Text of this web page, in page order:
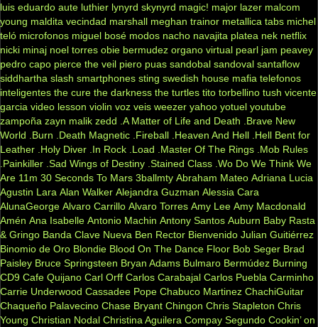
luis eduardo aute luthier lynyrd skynyrd magic! major lazer malcom
young maldita vecindad marshall meghan trainor metallica tabs michel
teló microfonos miguel bosé modos nacho navajita platea nek netflix
nicki minaj noel torres obie bermudez organo virtual pearl jam peavey
pedro capo pierce the veil piero puas sandobal sandoval santaflow
siddhartha slash smartphones sting swedish house mafia telefonos
inteligentes the cure the darkness the turtles tito torbellino tush vicente
garcia video lesson violin voz veis weezer yahoo yotuel youtube
zampoña zayn malik zedd .A Matter of Life and Death
.Brave New
World
.Burn .Death Magnetic .Fireball .Heaven And Hell .Hell Bent for
Leather .Holy Diver .In Rock .Load .Master Of The Rings .Mob Rules
.Painkiller .Sad Wings of Destiny .Stained Class .Wo Do We Think We
Are 11m 30 Seconds To Mars 3ballmty Abraham Mateo Adriana Lucia
Agustin Lara Alan Walker Alejandra Guzman Alessia Cara
AlunaGeorge Alvaro Carrillo Alvaro Torres Amy Lee Amy Macdonald
Amén Ana Isabelle Antonio Machin Antony Santos Auburn Baby Rasta
& Gringo Banda Clave Nueva Ben Rector Bienvenido Julian Guitiérrez
Binomio de Oro Blondie Blood On The Dance Floor Bob Seger Brad
Paisley Bruce Springsteen Bryan Adams Bulmaro Bermúdez Burning
CD9 Cafe Quijano Carl Orff Carlos Carabajal Carlos Puebla Carminho
Carrie Underwood Cassadee Pope Chabuco Martinez ChachiGuitar
Chaqueño Palavecino Chase Bryant Chingon Chris Stapleton Chris
Young Christian Nodal Christina Aguilera Compay Segundo Cookin’ on